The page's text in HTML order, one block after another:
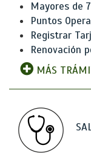
Mayores de
Puntos
Registrar
Renovación
MÁS